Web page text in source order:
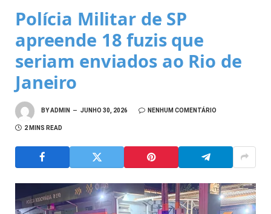
Polícia Militar de SP
apreende 18 fuzis que
seriam enviados ao Rio de
Janeiro
BYADMIN JUNHO 30, 2026 NENHUM COMENTÁRIO
2 MINS READ